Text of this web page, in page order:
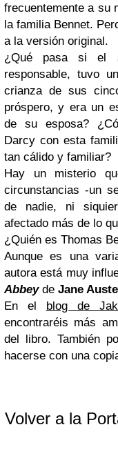
frecuentemente a su
la familia Bennet.
a la versión original.
¿Qué pasa si el
responsable, tuvo
crianza de sus
próspero, y era un
de su esposa?
Darcy con esta
tan cálido y familiar?
Hay un misterio
circunstancias -un
de nadie, ni
afectado más de lo
¿Quién es Thomas
Aunque es una
autora está muy
Abbeyde Jane
En el blog de
encontraréis más
del libro. También
hacerse con una
Volver a la